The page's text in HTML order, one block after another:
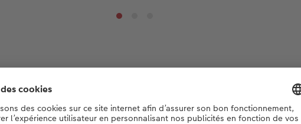
moi, c’est la plus belle façon d’intégrer une